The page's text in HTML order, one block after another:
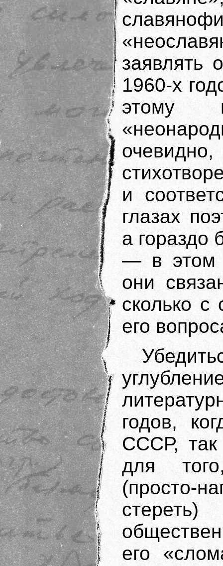
1960-х
этому
и
глазах
а гораздо
— в этом
они
сколько
его
годов,
СССР,
для
(просто-
его